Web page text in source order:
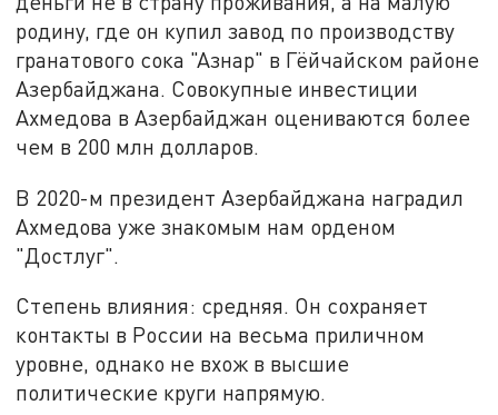
родину, где он купил завод по производству
гранатового сока "Азнар" в Гёйчайском районе
Азербайджана. Совокупные инвестиции
Ахмедова в Азербайджан оцениваются более
чем в 200 млн долларов.
В 2020-м президент Азербайджана наградил
Ахмедова уже знакомым нам орденом
"Достлуг".
Степень влияния: средняя. Он сохраняет
контакты в России на весьма приличном
уровне, однако не вхож в высшие
политические круги напрямую.